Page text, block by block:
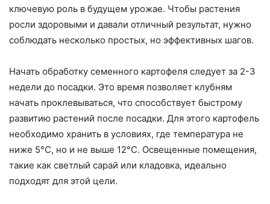
ключевую роль в будущем урожае. Чтобы растения
росли здоровыми и давали отличный результат, нужно
соблюдать несколько простых, но эффективных шагов.
Начать обработку семенного картофеля следует за 2-3
недели до посадки. Это время позволяет клубням
начать проклевываться, что способствует быстрому
развитию растений после посадки. Для этого картофель
необходимо хранить в условиях, где температура не
ниже 5°C, но и не выше 12°C. Освещенные помещения,
такие как светлый сарай или кладовка, идеально
подходят для этой цели.